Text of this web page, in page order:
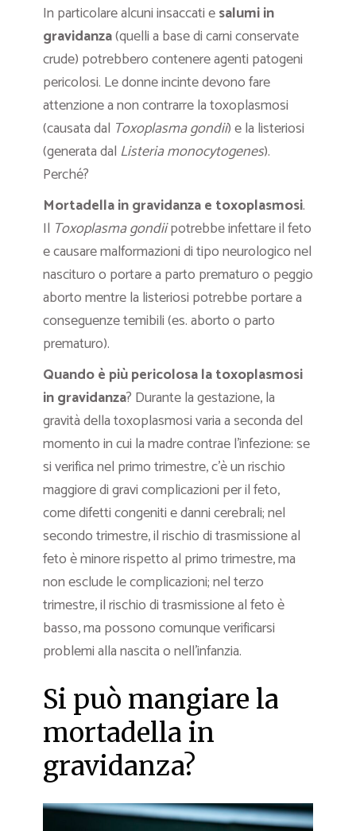
In particolare alcuni insaccati esalumi in
gravidanza(quelli a base di carni conservate
crude) potrebbero contenere agenti patogeni
pericolosi. Le donne incinte devono fare
attenzione a non contrarre la toxoplasmosi
(causata dal Toxoplasma gondii) e la listeriosi
(generata dal Listeria monocytogenes).
Perché?
Mortadella in gravidanza e toxoplasmosi.
Il Toxoplasma gondiipotrebbe infettare il feto
e causare malformazioni di tipo neurologico nel
nascituro o portare a parto prematuro o peggio
aborto mentre la listeriosi potrebbe portare a
conseguenze temibili (es. aborto o parto
prematuro).
Quando è più pericolosa la toxoplasmosi
in gravidanza? Durante la gestazione, la
gravità della toxoplasmosi varia a seconda del
momento in cui la madre contrae l’infezione: se
si verifica nel primo trimestre, c’è un rischio
maggiore di gravi complicazioni per il feto,
come difetti congeniti e danni cerebrali; nel
secondo trimestre, il rischio di trasmissione al
feto è minore rispetto al primo trimestre, ma
non esclude le complicazioni; nel terzo
trimestre, il rischio di trasmissione al feto è
basso, ma possono comunque verificarsi
problemi alla nascita o nell’infanzia.
Si può mangiare la
mortadella in
gravidanza?